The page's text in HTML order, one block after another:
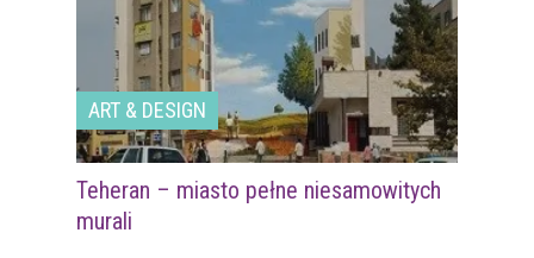
ART & DESIGN
Teheran – miasto pełne niesamowitych
murali